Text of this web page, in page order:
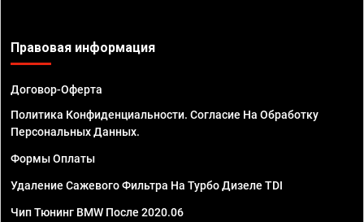
Правовая информация
Договор-Оферта
Политика Конфиденциальности. Согласие На Обработку
Персональных Данных.
Формы Оплаты
Удаление Сажевого Фильтра На Турбо Дизеле TDI
Чип Тюнинг BMW После 2020.06